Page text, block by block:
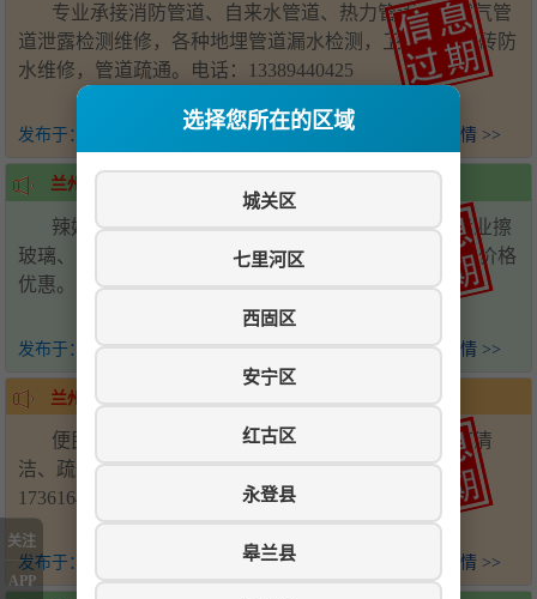
选择您所在的区域
城关区
七里河区
西固区
安宁区
红古区
永登县
皋兰县
专业承接消防管道、自来水管道、热力管道、天然气管
道泄露检测维修，各种地埋管道漏水检测，卫生间免砸砖防
水维修，管道疏通。电话：13389440425
发布于： 查看详情 >>
兰州新区-辣妈家政春节大扫除
辣妈家政春节大扫除开始预约，专业开荒保洁、专业擦
玻璃、专业深度保洁、专业日常保洁、专业厨房保洁，价格
优惠。电话：15393119897
发布于： 4个月前 查看详情 >>
兰州新区-便民专业家政服务
便民专业家政服务，开荒保洁、专业擦玻璃、家庭清
洁、疏通下水、油烟机清洗、钟点小时工。电话：
17361647998
发布于： 查看详情 >>
关注
APP